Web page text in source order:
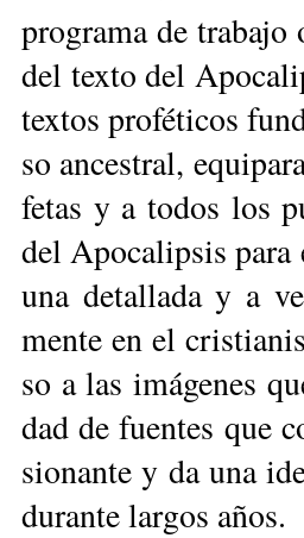
pro­gra­ma de
del tex­to del
tex­tos pro­fé­ti­cos
so an­ces­tral,
fe­tas y a to­dos los
del Apo­ca­lip­sis pa­ra
una de­ta­lla­da y a
men­te en el
so a las imá­ge­nes
dad de fuen­tes que
sio­nan­te y da una
du­ran­te lar­gos años.